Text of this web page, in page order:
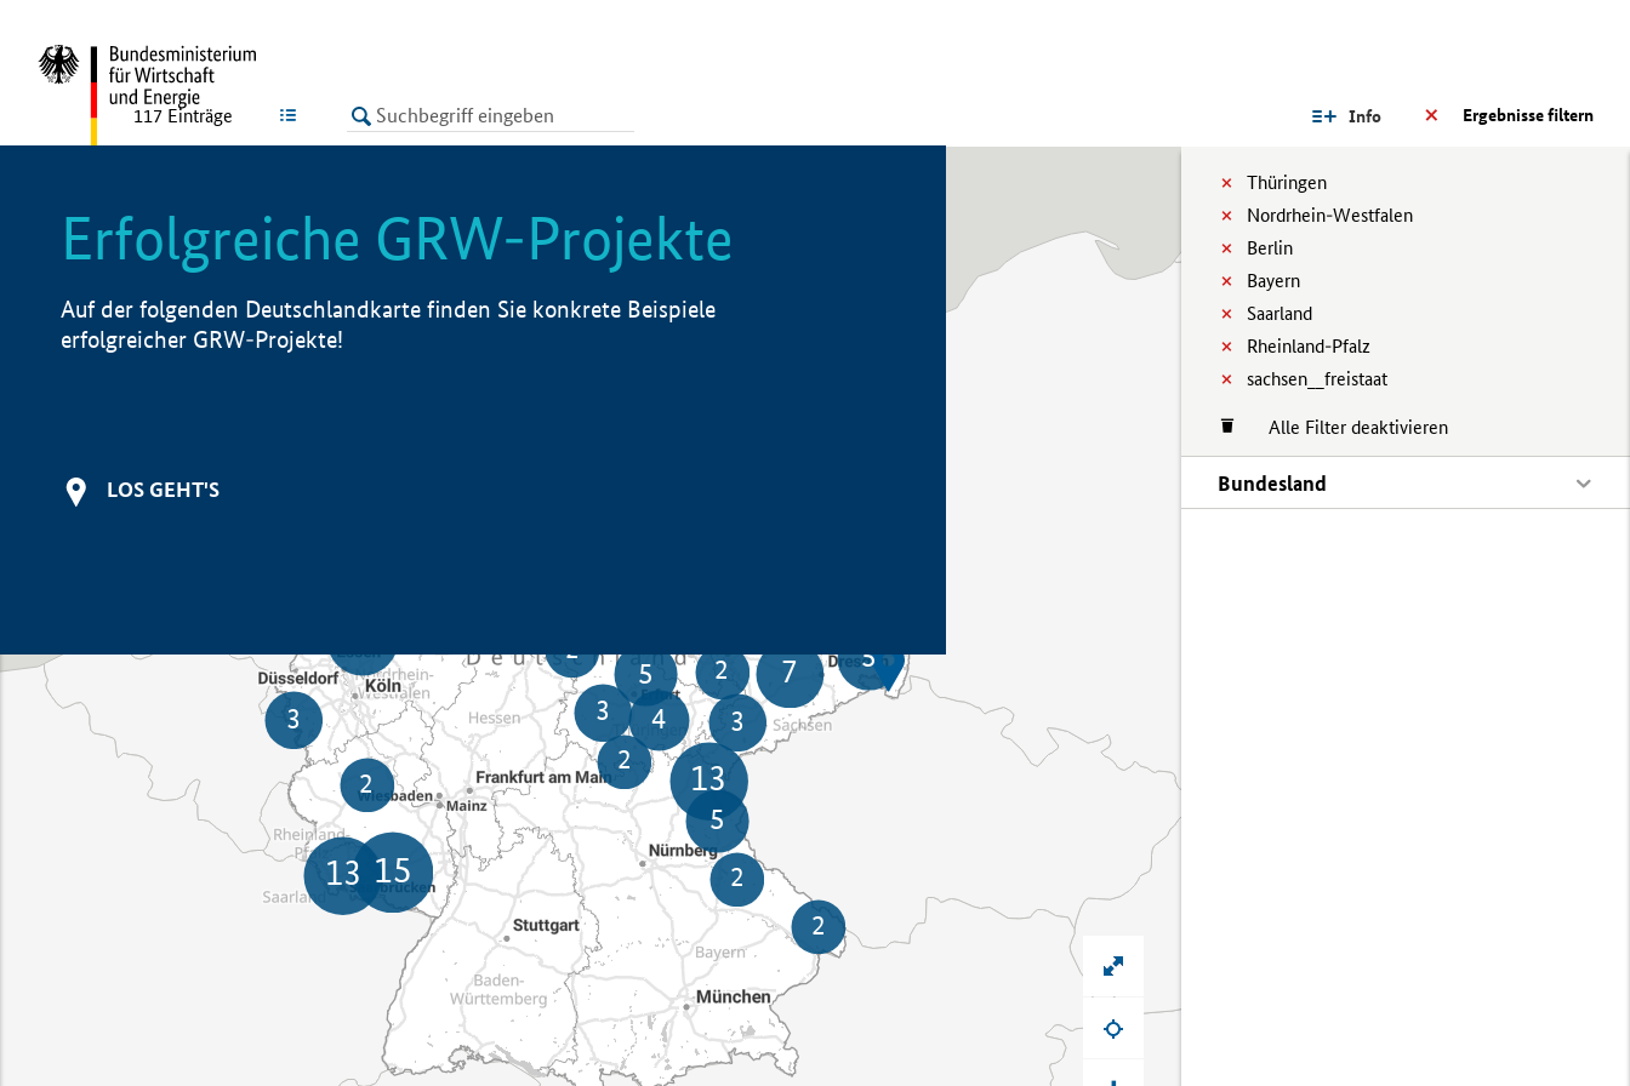
LISTE Ergebnisse filtern
Info
Thüringen
Nordrhein-Westfalen
Berlin
Bayern
Saarland
Rheinland-Pfalz
sachsen__freistaat
Alle Filter deaktivieren
Bundesland
117 Einträge
Erfolgreiche GRW-Projekte
Auf der folgenden Deutschlandkarte finden Sie konkrete Beispiele
erfolgreicher GRW-Projekte!
LOS GEHT'S